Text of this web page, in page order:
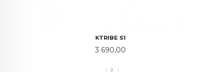
KTRIBE S1
Pris
3 690,00